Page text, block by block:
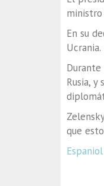
En su
Ucrania.
Rusia,
que